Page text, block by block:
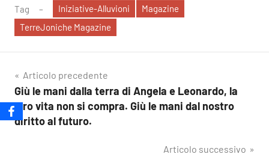
Tag Iniziative-Alluvioni
Magazine
TerreJoniche Magazine
Navigazione
articoli
Articolo precedente
Giù le mani dalla terra di Angela e Leonardo, la
loro vita non si compra. Giù le mani dal nostro
diritto al futuro.
Articolo successivo